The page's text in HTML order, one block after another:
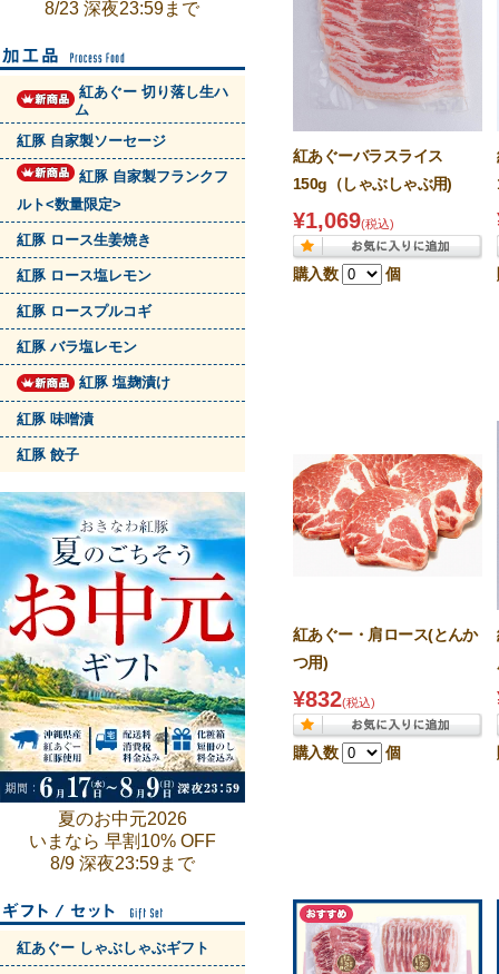
紅あぐーバラスライス
150g（しゃぶしゃぶ用)
¥1,069(税込)
購入数 個
紅あぐー・肩ロース(とんか
つ用)
¥832(税込)
購入数 個
8/23 深夜23:59まで
紅あぐー 切り落し生ハ
ム
紅豚 自家製ソーセージ
紅豚 自家製フランクフ
ルト<数量限定>
紅豚 ロース生姜焼き
紅豚 ロース塩レモン
紅豚 ロースプルコギ
紅豚 バラ塩レモン
紅豚 塩麹漬け
紅豚 味噌漬
紅豚 餃子
夏のお中元2026
いまなら 早割10% OFF
8/9 深夜23:59まで
紅あぐー しゃぶしゃぶギフト